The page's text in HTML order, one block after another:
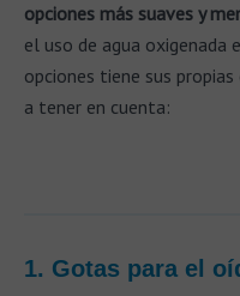
opciones más suaves y
el uso de agua oxigenada
opciones tiene sus
a tener en cuenta:
1. Gotas para el